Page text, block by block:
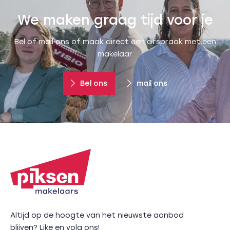
We maken graag tijd voor je
Bel of mail ons of maak direct een afspraak met een
makelaar
Bel ons mail ons
Altijd op de hoogte van het nieuwste aanbod
blijven? Like en volg ons!